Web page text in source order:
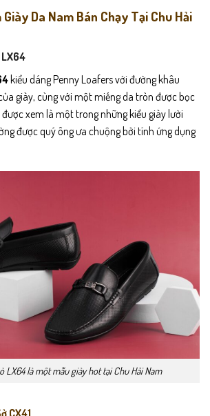
Da Nam Bán Chạy Tại Chu Hải
LX64
kiểu dáng Penny Loafers với đường khâu
giày, cùng với một miếng da tròn được bọc
xem là một trong những kiểu giày lười
được quý ông ưa chuộng bởi tính ứng dụng
LX64 là một mẫu giày hot tại Chu Hải Nam
CX41